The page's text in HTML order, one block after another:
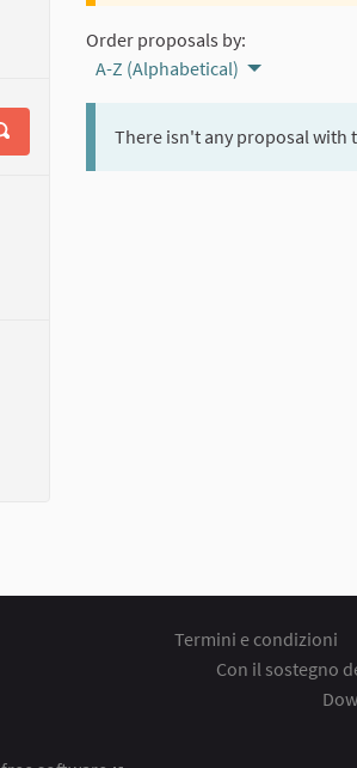
Order proposals by:
A-Z (Alphabetical)
There isn't any proposal with
Termini e condizioni
Con il sostegno